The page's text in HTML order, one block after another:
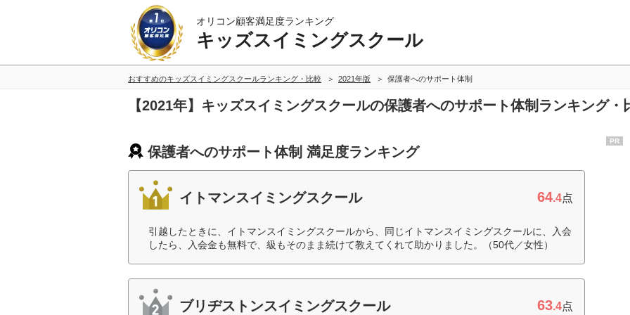
オリコン顧客満足度ランキング
キッズスイミングスクール
おすすめのキッズスイミングスクールランキング・比較 2021年版 保護者へのサポート体制
【2021年】キッズスイミングスクールの保護者へのサポート体制ランキング・
保護者へのサポート体制 満足度ランキング
イトマンスイミングスクール 64.4点
引越したときに、イトマンスイミングスクールから、同じイトマンスイミングスクールに、入会
したら、入会金も無料で、級もそのまま続けて教えてくれて助かりました。（50代／女性）
ブリヂストンスイミングスクール 63.4点
PR